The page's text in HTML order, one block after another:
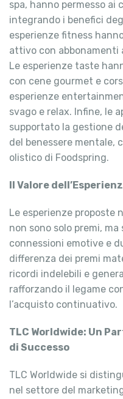
spa, hanno permesso ai
integrando i benefici
esperienze fitness
attivo con abbonamenti
Le esperienze taste
con cene gourmet e
esperienze
svago e relax. Infine, le
supportato la gestione
del benessere mentale,
olistico di Foodspring.
Il Valore
Le esperienze proposte
non sono solo premi,
connessioni emotive e
differenza dei premi
ricordi indelebili e
rafforzando il legame
l’acquisto continuativo.
TLC Worldwide: Un
di Successo
TLC Worldwide si
nel settore del